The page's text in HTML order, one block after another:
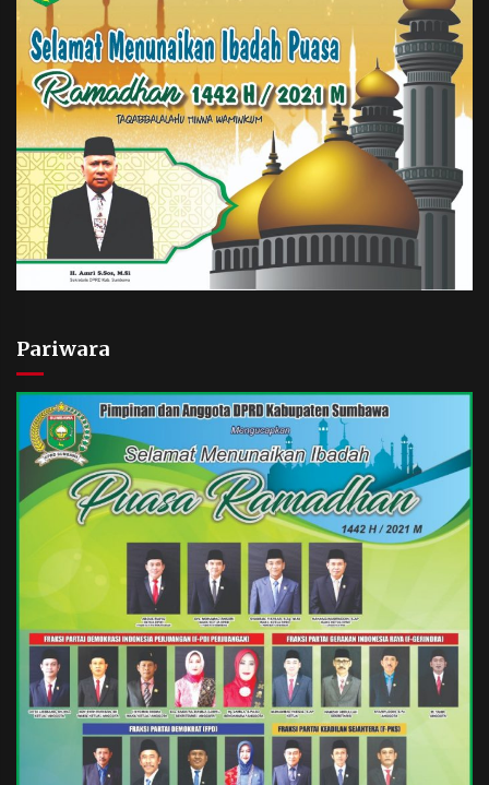
Pariwara